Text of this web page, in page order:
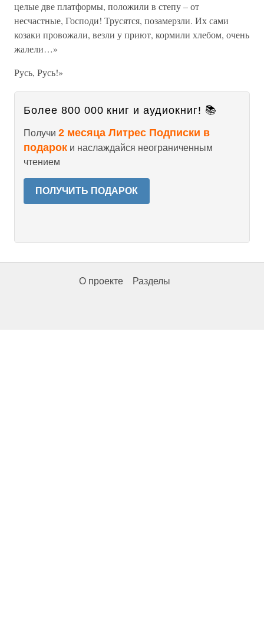
целые две платформы, положили в степу – от
несчастные, Господи! Трусятся, позамерзли. Их сами
козаки провожали, везли у приют, кормили хлебом, очень
жалели…»
Русь, Русь!»
Более 800 000 книг и аудиокниг! 📚
Получи 2 месяца Литрес Подписки в
подарок и наслаждайся неограниченным
чтением
ПОЛУЧИТЬ ПОДАРОК
О проекте Разделы